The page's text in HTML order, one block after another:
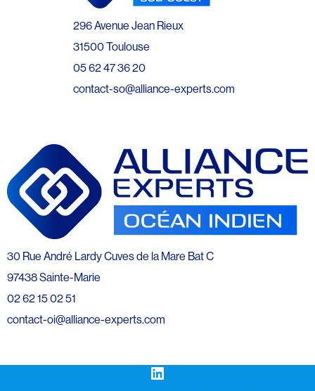
296 Avenue Jean Rieux
31500 Toulouse
05 62 47 36 20
contact-so@alliance-experts.com
30 Rue André Lardy Cuves de la Mare Bat C
97438 Sainte-Marie
02 62 15 02 51
contact-oi@alliance-experts.com
LinkedIn